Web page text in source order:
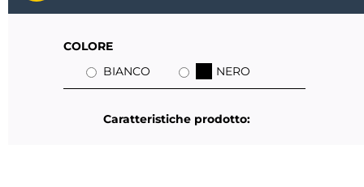
COLORE
BIANCO
NERO
Caratteristiche prodotto: